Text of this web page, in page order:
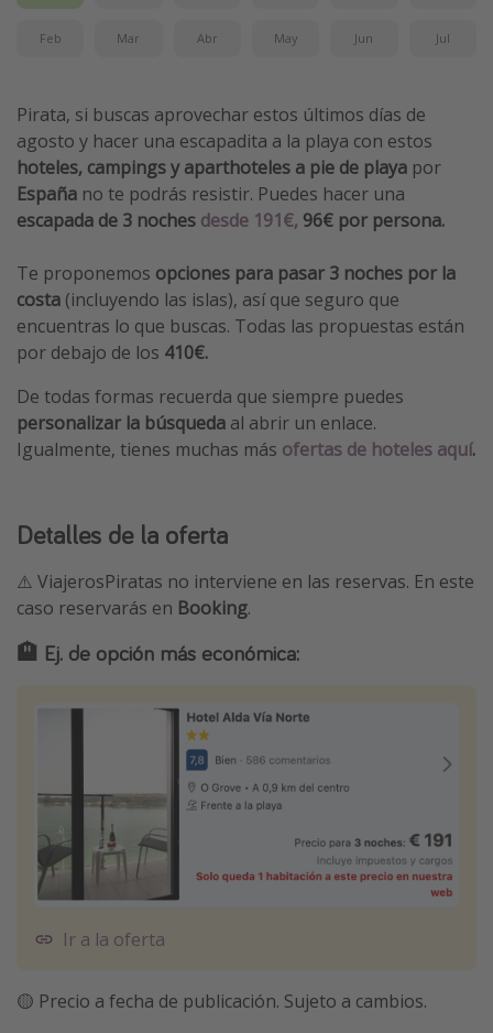
Trabajar en el extranjero
Cruceros por el Mediterráneo
Hoteles más hot de España
Guía de equipaje de mano
Parques de atracciones
Viaja con musicales
El Rey León el musical
Eventos deportivos
Feb Mar Abr May Jun Jul
Pirata, si buscas aprovechar estos últimos días de
agosto y hacer una escapadita a la playa con estos
hoteles, campings y aparthoteles a pie de playa por
España no te podrás resistir. Puedes hacer una
escapada de 3 noches desde 191€, 96€ por persona.
Te proponemos opciones para pasar 3 noches por la
costa (incluyendo las islas), así que seguro que
encuentras lo que buscas. Todas las propuestas están
por debajo de los 410€.
De todas formas recuerda que siempre puedes
personalizar la búsqueda al abrir un enlace.
Igualmente, tienes muchas más ofertas de hoteles aquí.
Detalles de la oferta
⚠️ ViajerosPiratas no interviene en las reservas. En este
caso reservarás en Booking.
🏨 Ej. de opción más económica:
Ir a la oferta
🟡 Precio a fecha de publicación. Sujeto a cambios.